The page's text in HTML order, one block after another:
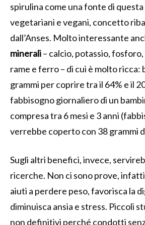
spirulina come una fonte di
vegetariani e vegani, concetto
dall’Anses. Molto interessante
minerali– calcio, potassio,
rame e ferro – di cui è molto ricca:
grammi per coprire tra il 64% e il
fabbisogno giornaliero di un
compresa tra 6 mesi e 3 anni
verrebbe coperto con 38 grammi
Sugli altri benefici, invece,
ricerche. Non ci sono prove,
aiuti a perdere peso, favorisca la
diminuisca ansia e stress. Piccoli
non definitivi perché condotti